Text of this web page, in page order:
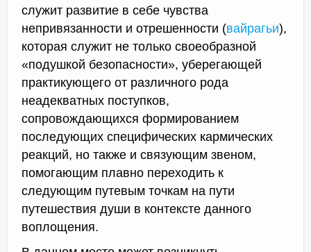
служит развитие в себе чувства
непривязанности и отрешенности (вайрагьи),
которая служит не только своеобразной
«подушкой безопасности», уберегающей
практикующего от различного рода
неадекватных поступков,
сопровождающихся формированием
последующих специфических кармических
реакций, но также и связующим звеном,
помогающим плавно переходить к
следующим путевым точкам на пути
путешествия души в контексте данного
воплощения.